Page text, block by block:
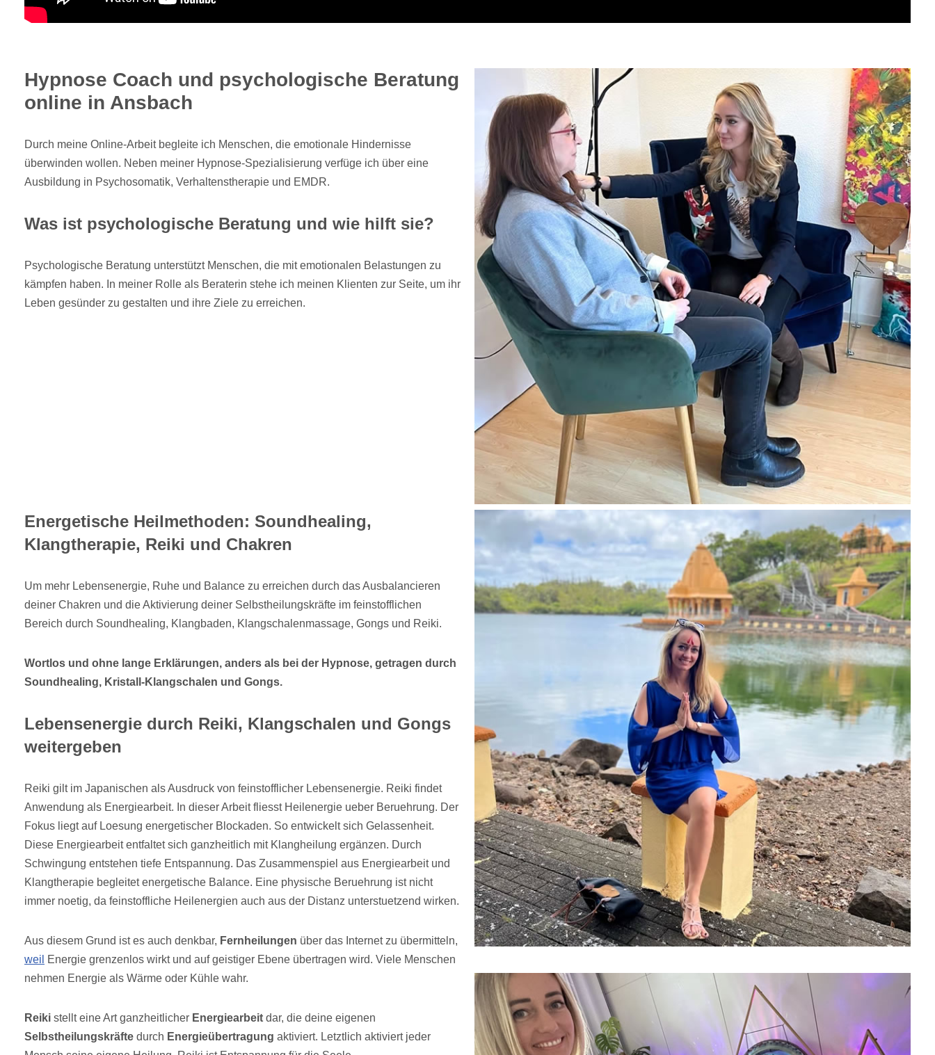
Hypnose Coach und psychologische Beratung
online in Ansbach
Durch meine Online-Arbeit begleite ich Menschen, die emotionale Hindernisse
überwinden wollen. Neben meiner Hypnose-Spezialisierung verfüge ich über eine
Ausbildung in Psychosomatik, Verhaltenstherapie und EMDR.
Was ist psychologische Beratung und wie hilft sie?
Psychologische Beratung unterstützt Menschen, die mit emotionalen Belastungen zu
kämpfen haben. In meiner Rolle als Beraterin stehe ich meinen Klienten zur Seite, um ihr
Leben gesünder zu gestalten und ihre Ziele zu erreichen.
Energetische Heilmethoden: Soundhealing,
Klangtherapie, Reiki und Chakren
Um mehr Lebensenergie, Ruhe und Balance zu erreichen durch das Ausbalancieren
deiner Chakren und die Aktivierung deiner Selbstheilungskräfte im feinstofflichen
Bereich durch Soundhealing, Klangbaden, Klangschalenmassage, Gongs und Reiki.
Wortlos und ohne lange Erklärungen, anders als bei der Hypnose, getragen durch
Soundhealing, Kristall-Klangschalen und Gongs.
Lebensenergie durch Reiki, Klangschalen und Gongs
weitergeben
Reiki gilt im Japanischen als Ausdruck von feinstofflicher Lebensenergie. Reiki findet
Anwendung als Energiearbeit. In dieser Arbeit fliesst Heilenergie ueber Beruehrung. Der
Fokus liegt auf Loesung energetischer Blockaden. So entwickelt sich Gelassenheit.
Diese Energiearbeit entfaltet sich ganzheitlich mit Klangheilung ergänzen. Durch
Schwingung entstehen tiefe Entspannung. Das Zusammenspiel aus Energiearbeit und
Klangtherapie begleitet energetische Balance. Eine physische Beruehrung ist nicht
immer noetig, da feinstoffliche Heilenergien auch aus der Distanz unterstuetzend wirken.
Aus diesem Grund ist es auch denkbar, Fernheilungen über das Internet zu übermitteln,
weil
Energie grenzenlos wirkt und auf geistiger Ebene übertragen wird. Viele Menschen
nehmen Energie als Wärme oder Kühle wahr.
Reiki stellt eine Art ganzheitlicher Energiearbeit dar, die deine eigenen
Selbstheilungskräfte durch Energieübertragung aktiviert. Letztlich aktiviert jeder